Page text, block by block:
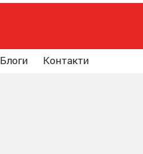
Блоги Контакти